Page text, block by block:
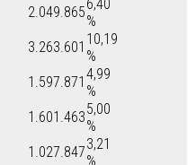
2.049.8656,40
%
3.263.601 10,19
%
1.597.871 4,99
%
1.601.4635,00
%
1.027.8473,21
%